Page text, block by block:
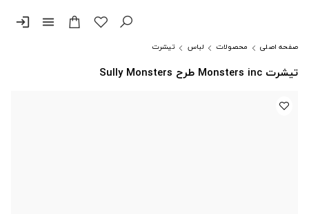
menu
login
صفحه اصلی محصولات لباس تیشرت
تیشرت Monsters inc طرح Sully Monsters